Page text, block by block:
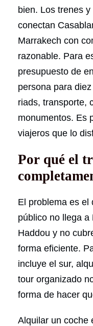
bien. Los trenes
conectan
Marrakech con
razonable. Para
presupuesto de
persona para
riads, transporte,
monumentos. Es
viajeros que lo
Por qué el
El problema es el
público no llega a
Haddou y no
forma eficiente.
incluye el sur,
tour organizado
forma de hacer
Alquilar un coche